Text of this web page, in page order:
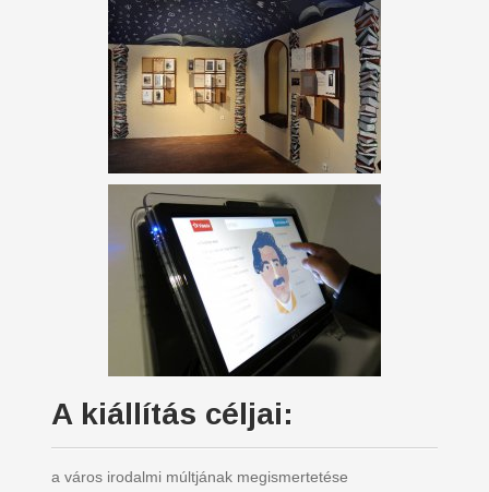
A kiállítás céljai:
a város irodalmi múltjának megismertetése